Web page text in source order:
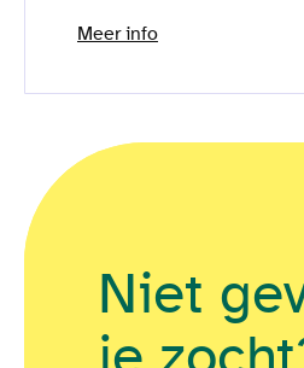
Meer info
Niet